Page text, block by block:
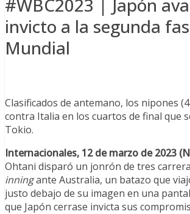
#WBC2023 | Japón
invicto a la segunda
Mundial
Clasificados de antemano, los nipones
contra Italia en los cuartos de final que
Tokio.
Internacionales, 12 de marzo de 2023
Ohtani disparó un jonrón de tres
inningante Australia, un batazo que
justo debajo de su imagen en una
que Japón cerrase invicta sus